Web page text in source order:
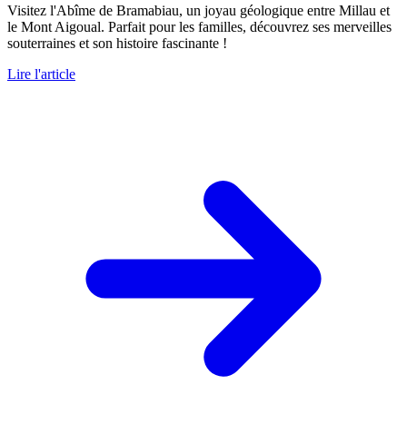
Visitez l'Abîme de Bramabiau, un joyau géologique entre Millau et
le Mont Aigoual. Parfait pour les familles, découvrez ses merveilles
souterraines et son histoire fascinante !
Lire l'article